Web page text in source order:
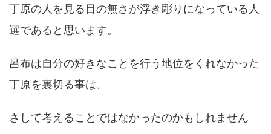
丁原の人を見る目の無さが浮き彫りになっている人
選であると思います。
呂布は自分の好きなことを行う地位をくれなかった
丁原を裏切る事は、
さして考えることではなかったのかもしれません